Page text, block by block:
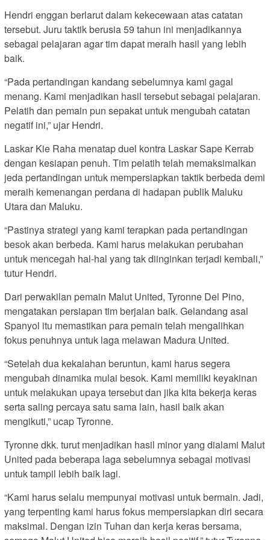
Hendri enggan berlarut dalam kekecewaan atas catatan
tersebut. Juru taktik berusia 59 tahun ini menjadikannya
sebagai pelajaran agar tim dapat meraih hasil yang lebih
baik.
“Pada pertandingan kandang sebelumnya kami gagal
menang. Kami menjadikan hasil tersebut sebagai pelajaran.
Pelatih dan pemain pun sepakat untuk mengubah catatan
negatif ini,” ujar Hendri.
Laskar Kie Raha menatap duel kontra Laskar Sape Kerrab
dengan kesiapan penuh. Tim pelatih telah memaksimalkan
jeda pertandingan untuk mempersiapkan taktik berbeda demi
meraih kemenangan perdana di hadapan publik Maluku
Utara dan Maluku.
“Pastinya strategi yang kami terapkan pada pertandingan
besok akan berbeda. Kami harus melakukan perubahan
untuk mencegah hal-hal yang tak diinginkan terjadi kembali,”
tutur Hendri.
Dari perwakilan pemain Malut United, Tyronne Del Pino,
mengatakan persiapan tim berjalan baik. Gelandang asal
Spanyol itu memastikan para pemain telah mengalihkan
fokus penuhnya untuk laga melawan Madura United.
“Setelah dua kekalahan beruntun, kami harus segera
mengubah dinamika mulai besok. Kami memiliki keyakinan
untuk melakukan upaya tersebut dan jika kita bekerja keras
serta saling percaya satu sama lain, hasil baik akan
mengikuti,” ucap Tyronne.
Tyronne dkk. turut menjadikan hasil minor yang dialami Malut
United pada beberapa laga sebelumnya sebagai motivasi
untuk tampil lebih baik lagi.
“Kami harus selalu mempunyai motivasi untuk bermain. Jadi,
yang terpenting kami harus fokus mempersiapkan diri secara
maksimal. Dengan izin Tuhan dan kerja keras bersama,